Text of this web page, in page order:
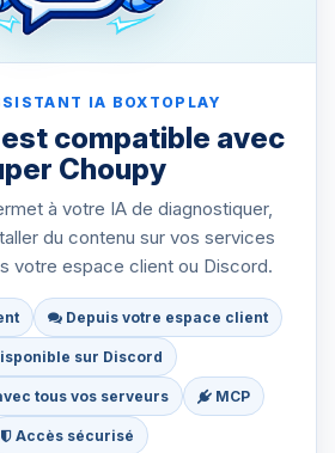
IA BOXTOPLAY
compatible avec
Choupy
à votre IA de diagnostiquer,
du contenu sur vos services
votre espace client ou Discord.
Depuis votre espace client
sur Discord
tous vos serveurs MCP
Accès sécurisé